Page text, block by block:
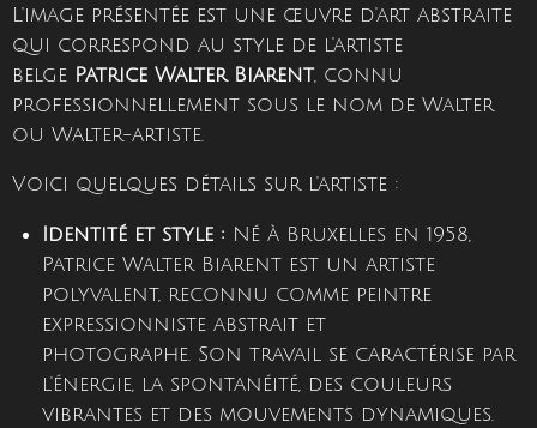
L'image présentée est une œuvre d'art abstraite
qui correspond au style de l'artiste
belge Patrice Walter Biarent, connu
professionnellement sous le nom de Walter
ou Walter-artiste.
Voici quelques détails sur l'artiste :
Identité et style : Né à Bruxelles en 1958,
Patrice Walter Biarent est un artiste
polyvalent, reconnu comme peintre
expressionniste abstrait et
photographe. Son travail se caractérise par
l'énergie, la spontanéité, des couleurs
vibrantes et des mouvements dynamiques.